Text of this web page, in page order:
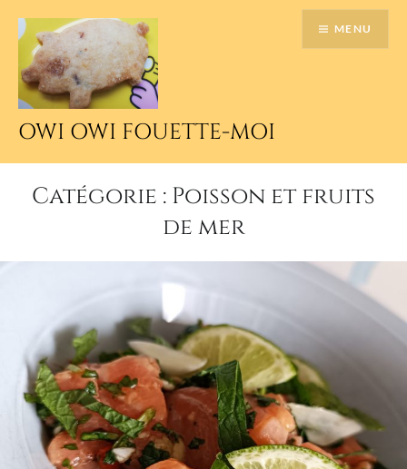
contenu
principal
OWI OWI FOUETTE-MOI
MENU
Catégorie : Poisson et fruits
de mer